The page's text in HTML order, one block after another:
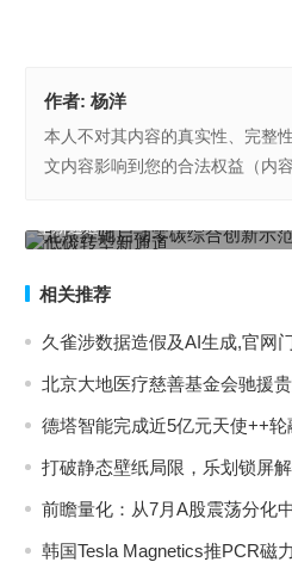
作者: 杨洋
本人不对其内容的真实性、完整
文内容影响到您的合法权益（内
上一篇
型新通道
相关推荐
久雀涉数据造假及AI生成,官网
北京大地医疗慈善基金会驰援
德塔智能完成近5亿元天使++
打破静态壁纸局限，乐划锁屏
前瞻量化：从7月A股震荡分化
韩国Tesla Magnetics推PCR磁